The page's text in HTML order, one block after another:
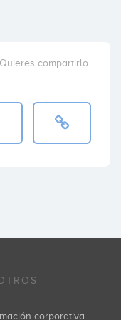
compartirlo
corporativa